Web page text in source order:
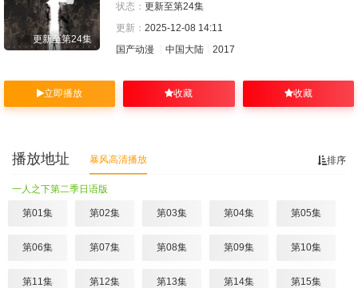
更新至第24集
状态： 更新至第24集
更新： 2025-12-08 14:11
国产动漫
中国大陆 2017
立即播放 收藏 收藏
排序
播放地址 暴风高清播放
一人之下第二季日语版
第01集 第02集 第03集 第04集 第05集
第06集 第07集 第08集 第09集 第10集
第11集 第12集 第13集 第14集 第15集